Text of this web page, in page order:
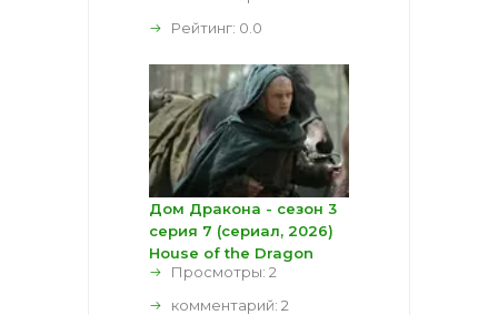
Рейтинг: 0.0
Дом Дракона - сезон 3
серия 7 (сериал, 2026)
House of the Dragon
Просмотры: 2
комментарий: 2